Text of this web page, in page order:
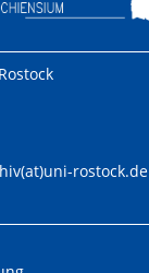
rostock.de